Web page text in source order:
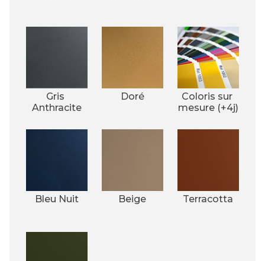
Gris
Anthracite
Doré
Coloris sur
mesure (+4j)
Bleu Nuit Beige Terracotta